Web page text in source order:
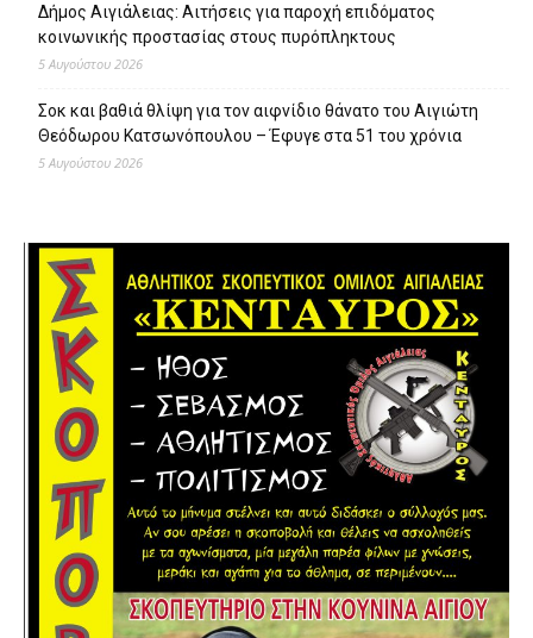
Δήμος Αιγιάλειας: Αιτήσεις για παροχή επιδόματος
κοινωνικής προστασίας στους πυρόπληκτους
5 Αυγούστου 2026
Σοκ και βαθιά θλίψη για τον αιφνίδιο θάνατο του Αιγιώτη
Θεόδωρου Κατσωνόπουλου – Έφυγε στα 51 του χρόνια
5 Αυγούστου 2026